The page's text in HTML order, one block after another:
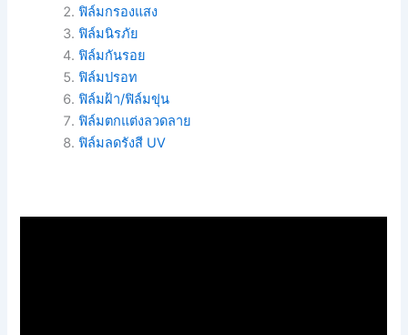
ฟิล์มกรองแสง
ฟิล์มนิรภัย
ฟิล์มกันรอย
ฟิล์มปรอท
ฟิล์มฝ้า/ฟิล์มขุ่น
ฟิล์มตกแต่งลวดลาย
ฟิล์มลดรังสี UV